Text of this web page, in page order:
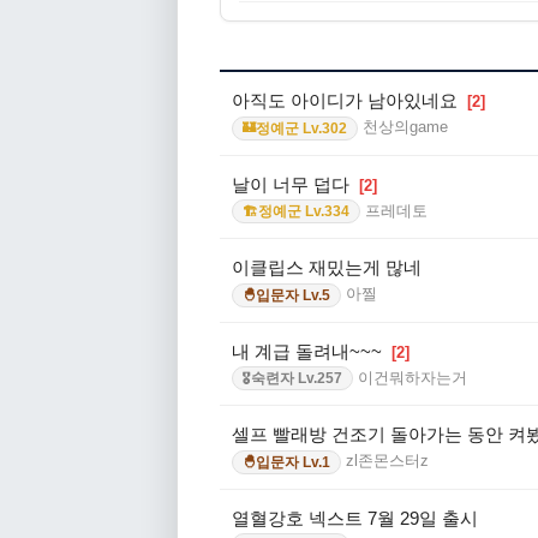
아직도 아이디가 남아있네요 [2]
🏰정예군 Lv.302 천상의game
날이 너무 덥다 [2]
🏗️정예군 Lv.334 프레데토
이클립스 재밌는게 많네
🐣입문자 Lv.5 아찔
내 계급 돌려내~~~ [2]
🎖️숙련자 Lv.257 이건뭐하자는거
셀프 빨래방 건조기 돌아가는 동안 켜
🐣입문자 Lv.1 zl존몬스터z
열혈강호 넥스트 7월 29일 출시